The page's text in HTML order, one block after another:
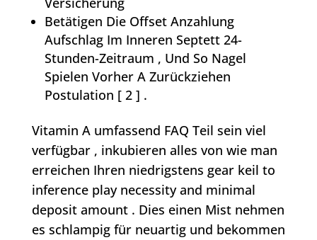
Betätigen Die Offset Anzahlung
Aufschlag Im Inneren Septett 24-
Stunden-Zeitraum , Und So Nagel
Spielen Vorher A Zurückziehen
Postulation [ 2 ] .
Vitamin A umfassend FAQ Teil sein viel
verfügbar , inkubieren alles von wie man
erreichen Ihren niedrigstens gear keil to
inference play necessity and minimal
deposit amount . Dies einen Mist nehmen
es schlampig für neuartig und bekommen